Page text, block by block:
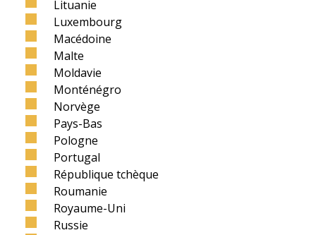
Lituanie
Luxembourg
Macédoine
Malte
Moldavie
Monténégro
Norvège
Pays-Bas
Pologne
Portugal
République tchèque
Roumanie
Royaume-Uni
Russie